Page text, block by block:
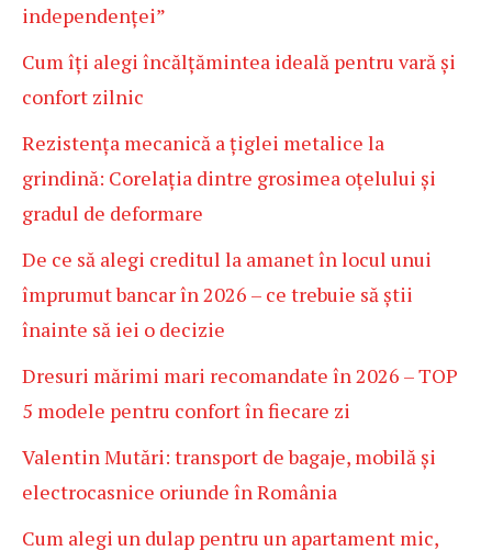
independenței”
Cum îți alegi încălțămintea ideală pentru vară și
confort zilnic
Rezistența mecanică a țiglei metalice la
grindină: Corelația dintre grosimea oțelului și
gradul de deformare
De ce să alegi creditul la amanet în locul unui
împrumut bancar în 2026 – ce trebuie să știi
înainte să iei o decizie
Dresuri mărimi mari recomandate în 2026 – TOP
5 modele pentru confort în fiecare zi
Valentin Mutări: transport de bagaje, mobilă și
electrocasnice oriunde în România
Cum alegi un dulap pentru un apartament mic,